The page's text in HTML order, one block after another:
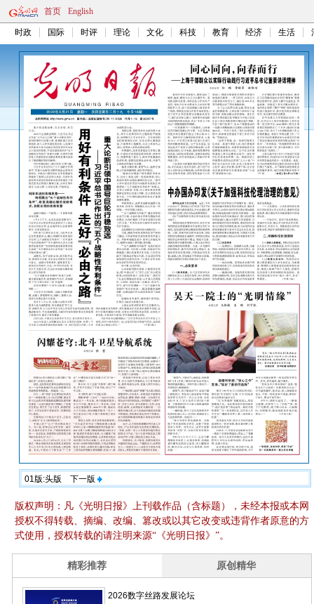
首页 English
时政 国际 时评 理论 文化 科技 教育 经济 生活
01版:头版 下一版
版权声明：凡《光明日报》上刊载作品（含标题），未经本报或本网
授权不得转载、摘编、改编、篡改或以其它改变或违背作者原意的方
式使用，授权转载的请注明来源“《光明日报》”。